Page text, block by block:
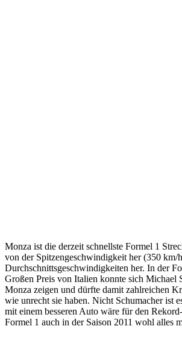
Monza ist die derzeit schnellste Formel 1
von der Spitzengeschwindigkeit her (350 km/
Durchschnittsgeschwindigkeiten her. In der
Großen Preis von Italien konnte sich Michael
Monza zeigen und dürfte damit zahlreichen
wie unrecht sie haben. Nicht Schumacher ist
mit einem besseren Auto wäre für den
Formel 1 auch in der Saison 2011 wohl alles